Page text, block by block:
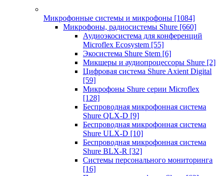
Микрофонные системы и микрофоны [1084]
Микрофоны, радиосистемы Shure [660]
Аудиоэкосистема для конференций
Microflex Ecosystem [55]
Экосистема Shure Stem [6]
Микшеры и аудиопроцессоры Shure [2]
Цифровая система Shure Axient Digital
[59]
Микрофоны Shure серии Microflex
[128]
Беспроводная микрофонная система
Shure QLX-D [9]
Беспроводная микрофонная система
Shure ULX-D [10]
Беспроводная микрофонная система
Shure BLX-R [32]
Системы персонального мониторинга
[16]